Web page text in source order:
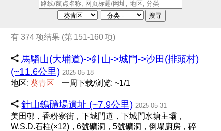
搜寻
有 374 项结果 (第 151-160 项)
馬騮山(大埔道)->針山->城門->沙田(排頭村)
(~11.6公里) 2025-05-18
地区:葵青区 一周下载/浏览: ~1/1
針山鎢礦場遺址 (~7.9公里) 2025-05-31
美田邨，香粉寮街，下城門道，下城門水塘主壩，
W.S.D.石柱(×12)，6號礦洞，5號礦洞，倒塌廚房，碎